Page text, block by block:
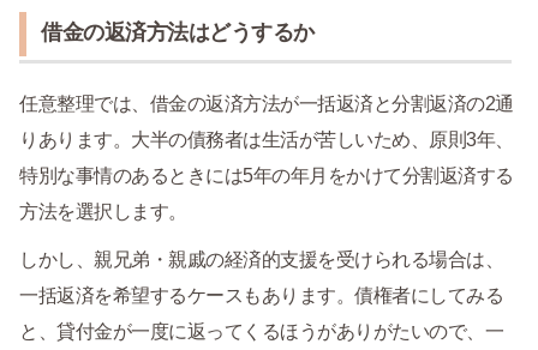
借金の返済方法はどうするか
任意整理では、借金の返済方法が一括返済と分割返済の2通
りあります。大半の債務者は生活が苦しいため、原則3年、
特別な事情のあるときには5年の年月をかけて分割返済する
方法を選択します。
しかし、親兄弟・親戚の経済的支援を受けられる場合は、
一括返済を希望するケースもあります。債権者にしてみる
と、貸付金が一度に返ってくるほうがありがたいので、一